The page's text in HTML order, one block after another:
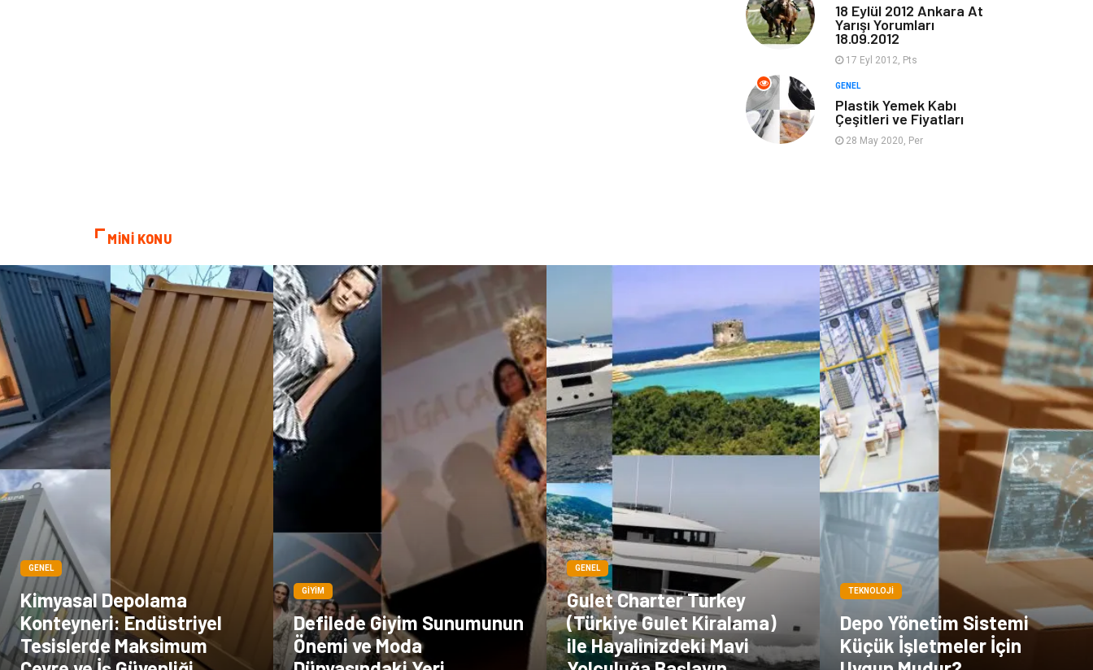
Hizmet Otomotiv
Bebek Giyim
18 Eylül 2012 Ankara At
Yarışı Yorumları
18.09.2012
17 Eyl 2012, Pts
GENEL
Plastik Yemek Kabı
Çeşitleri ve Fiyatları
28 May 2020, Per
MİNİ KONU
GENEL
Kimyasal Depolama
Konteyneri: Endüstriyel
Tesislerde Maksimum
GIYIM
Defilede Giyim Sunumunun
Önemi ve Moda
GENEL
Gulet Charter Turkey
(Türkiye Gulet Kiralama)
ile Hayalinizdeki Mavi
TEKNOLOJI
Depo Yönetim Sistemi
Küçük İşletmeler İçin